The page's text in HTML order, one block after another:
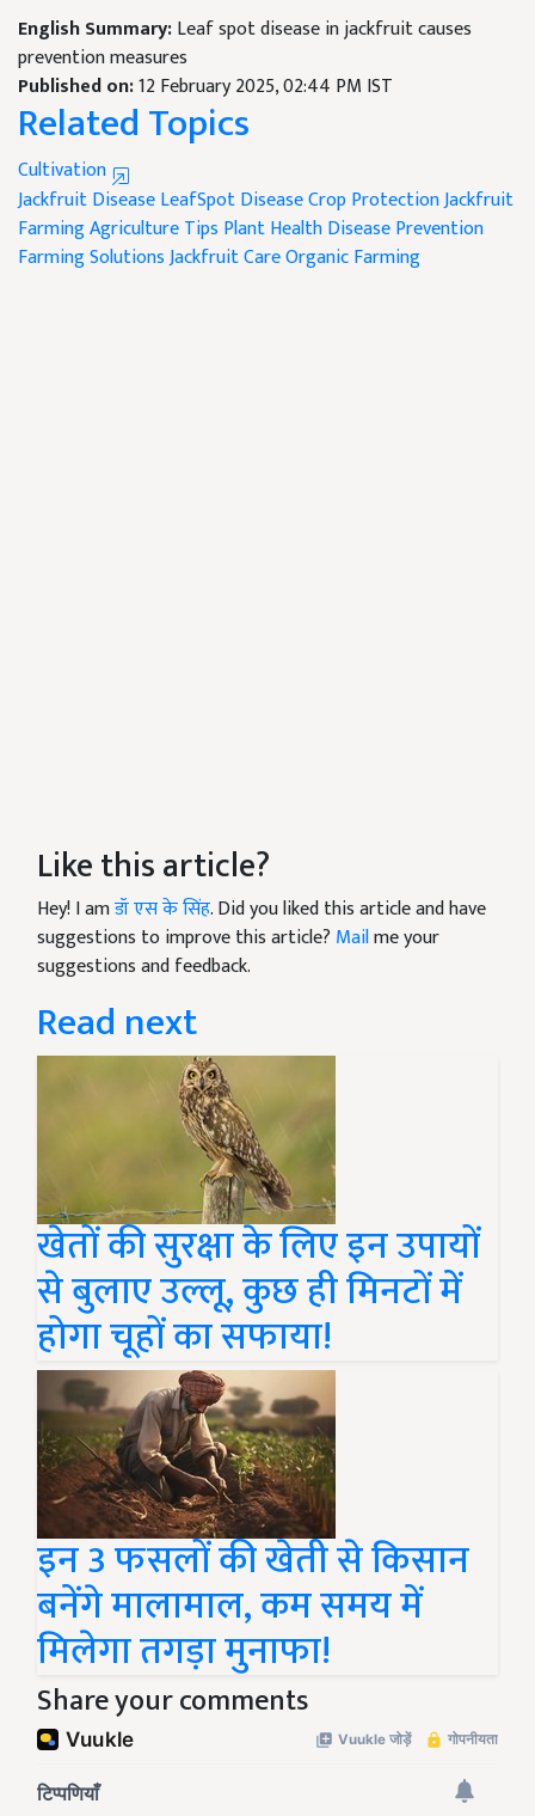
English Summary:Leaf spot disease in jackfruit causes
prevention measures
Published on:12 February 2025, 02:44 PM IST
Related Topics
Cultivation
Jackfruit DiseaseLeafSpot DiseaseCrop ProtectionJackfruit
FarmingAgriculture Tips Plant HealthDisease Prevention
Farming SolutionsJackfruit CareOrganic Farming
Like this article?
Hey! I amडॉ एस के सिंह. Did you liked this article and have
suggestions to improve this article? Mailme your
suggestions and feedback.
Read next
खेतों की सुरक्षा के लिए इन उपायों
से बुलाए उल्लू, कुछ ही मिनटों में
होगा चूहों का सफाया!
इन 3 फसलों की खेती से किसान
बनेंगे मालामाल, कम समय में
मिलेगा तगड़ा मुनाफा!
Share your comments